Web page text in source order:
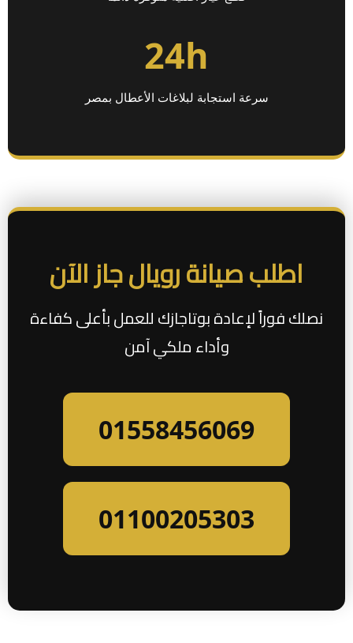
24h
سرعة استجابة لبلاغات الأعطال بمصر
اطلب صيانة رويال جاز الآن
نصلك فوراً لإعادة بوتاجازك للعمل بأعلى كفاءة
وأداء ملكي آمن
01558456069
01100205303